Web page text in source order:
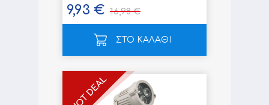
9,93 € 16,98 €
ΣΤΟ ΚΑΛΑΘΙ